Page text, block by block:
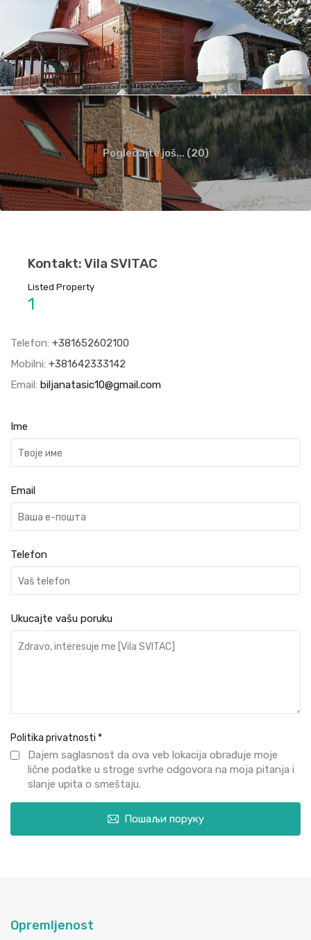
Pogledajte još... (20)
Kontakt: Vila SVITAC
Listed Property
1
Telefon: +381652602100
Mobilni: +381642333142
Email: biljanatasic10@gmail.com
Ime
Email
Telefon
Ukucajte vašu poruku
Politika privatnosti *
Dajem saglasnost da ova veb lokacija obrađuje moje
lične podatke u stroge svrhe odgovora na moja pitanja i
slanje upita o smeštaju.
Пошаљи поруку
Opremljenost